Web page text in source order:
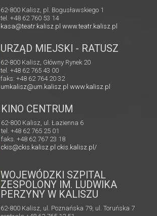
62-800 Kalisz, pl. Bogusławskiego 1
tel. +48 62 760 53 14
kasa@teatr.kalisz.pl www.teatr.kalisz.pl
URZĄD MIEJSKI - RATUSZ
62-800 Kalisz, Główny Rynek 20
tel. +48 62 765 43 00
faks: +48 62 764 20 32
umkalisz@um.kalisz.plwww.kalisz.pl
KINO CENTRUM
62-800 Kalisz, ul. Łazienna 6
tel. +48 62 765 25 01
faks. +48 62 767 23 18
ckis@ckis.kalisz.pl ckis.kalisz.pl/
WOJEWÓDZKI SZPITAL
ZESPOLONY IM. LUDWIKA
PERZYNY W KALISZU
62-800 Kalisz, ul. Poznańska 79, ul. Toruńska 7